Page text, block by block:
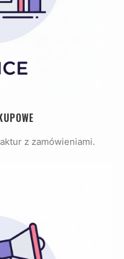
z zamówieniami.